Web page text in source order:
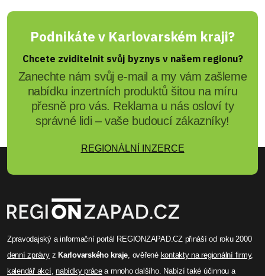
Podnikáte v Karlovarském kraji?
Chcete zviditelnit svůj byznys v našem regionu?
Zanechte nám svůj e-mail a my vám zašleme
nabídku inzertních produktů šitou na míru
přesně pro vás. Reklama u nás osloví ty
správné lidi – vaše budoucí zákazníky!
REGIONÁLNÍ INZERCE
Zpravodajský a informační portál REGIONZAPAD.CZ přináší od roku 2000
denní zprávyz Karlovarského kraje , ověřené kontakty na regionální firmy,
kalendář akcí,nabídky prácea mnoho dalšího. Nabízí také účinnou a